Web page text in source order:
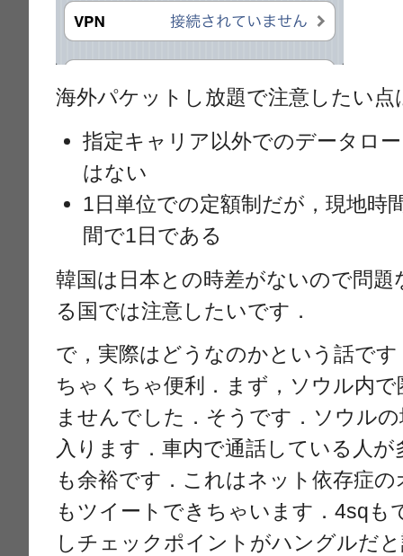
海外パケットし放題で注意したい点
指定キャリア以外でのデータロ
はない
1日単位での定額制だが，現地時
間で1日である
韓国は日本との時差がないので問
る国では注意したいです．
で，実際はどうなのかという話で
ちゃくちゃ便利．まず，ソウル内
ませんでした．そうです．ソウル
入ります．車内で通話している人
も余裕です．これはネット依存症
もツイートできちゃいます．4sqも
しチェックポイントがハングルだ